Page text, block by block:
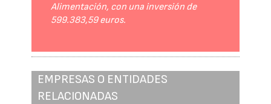
Alimentación, con una inversión de
599.383,59 euros.
EMPRESAS O ENTIDADES
RELACIONADAS